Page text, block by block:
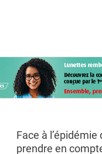
Face à
prendre en